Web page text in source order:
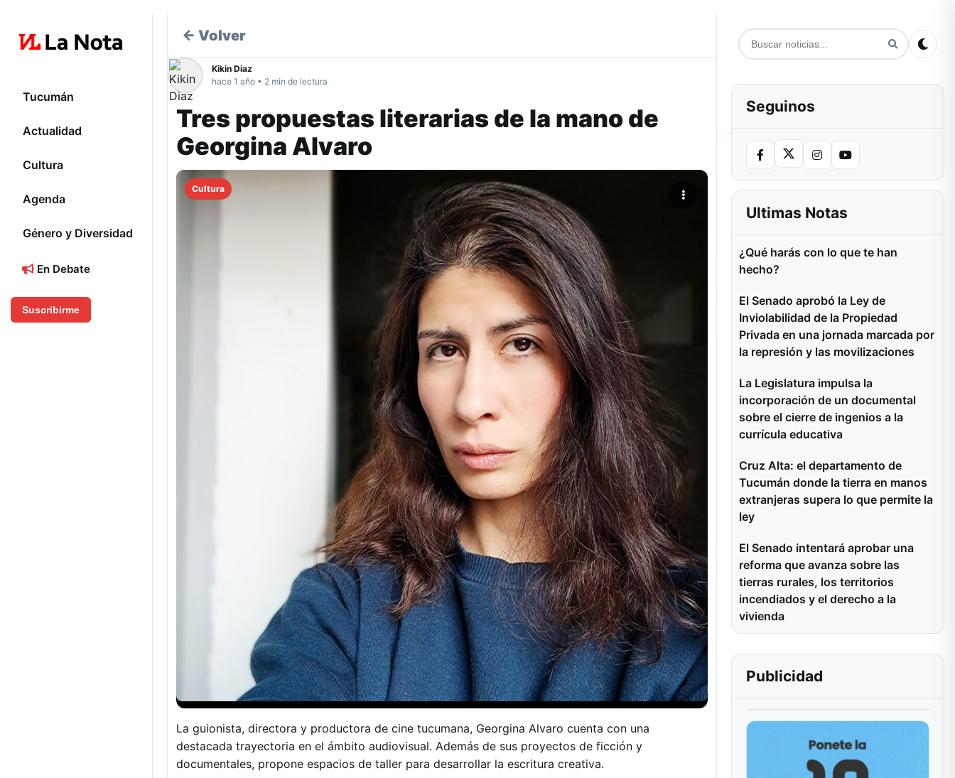
Tucumán
Actualidad
Cultura
Agenda
Género y Diversidad
En Debate
Suscribirme
← Volver
Kikin Diaz
hace 1 año • 2 min de lectura
Tres propuestas literarias de la mano de
Georgina Alvaro
Cultura
La guionista, directora y productora de cine tucumana, Georgina Alvaro cuenta con una
destacada trayectoria en el ámbito audiovisual. Además de sus proyectos de ficción y
documentales, propone espacios de taller para desarrollar la escritura creativa.
Seguinos
Ultimas Notas
¿Qué harás con lo que te han
hecho?
El Senado aprobó la Ley de
Inviolabilidad de la Propiedad
Privada en una jornada marcada por
la represión y las movilizaciones
La Legislatura impulsa la
incorporación de un documental
sobre el cierre de ingenios a la
currícula educativa
Cruz Alta: el departamento de
Tucumán donde la tierra en manos
extranjeras supera lo que permite la
ley
El Senado intentará aprobar una
reforma que avanza sobre las
tierras rurales, los territorios
incendiados y el derecho a la
vivienda
Publicidad